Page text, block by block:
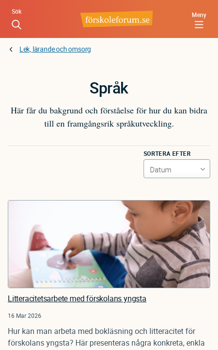
Hoppa
huvudinnehåll
Meny
Sök
Lek, lärande och omsorg
Språk
Här får du bakgrund och förståelse för hur du kan bidra
till en framgångsrik språkutveckling.
SORTERA EFTER
Litteracitetsarbete med förskolans yngsta
16 Mar 2026
Hur kan man arbeta med bokläsning och litteracitet för
förskolans yngsta? Här presenteras några konkreta, enkla